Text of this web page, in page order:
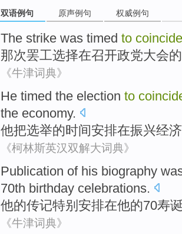
双语例句 原声例句 权威例句
The strike was timed to coincide
那次罢工选择在召开政党大会的
《牛津词典》
He timed the election to
the economy.
他把选举的时间安排在振兴经济
《柯林斯英汉双解大词典》
Publication of his biography
70th birthday celebrations.
他的传记特别 安排在他的70寿
《牛津词典》